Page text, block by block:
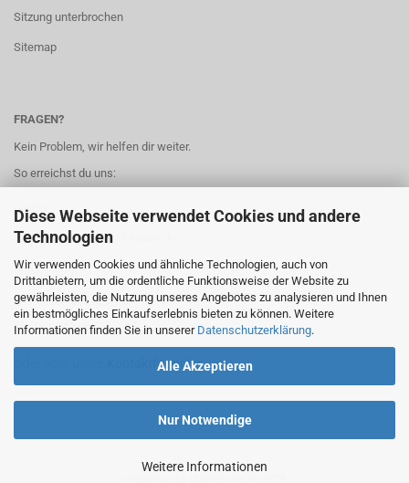
Diese Webseite verwendet Cookies und andere
Technologien
Wir verwenden Cookies und ähnliche Technologien, auch von
Drittanbietern, um die ordentliche Funktionsweise der Website zu
gewährleisten, die Nutzung unseres Angebotes zu analysieren und Ihnen
ein bestmögliches Einkaufserlebnis bieten zu können. Weitere
Informationen finden Sie in unserer Datenschutzerklärung.
Alle Akzeptieren
Nur Notwendige
Weitere Informationen
Sitzung unterbrochen
Sitemap
FRAGEN?
Kein Problem, wir helfen dir weiter.
So erreichst du uns:
e-Mail
info@kunst-spiel-und-spass.de
Telefonisch
+49 6235 4551133
Mo-Fr 10-17 Uhr
Kontaktformular.